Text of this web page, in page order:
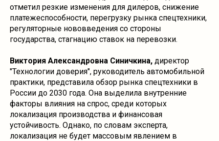
отметил резкие изменения для дилеров, снижение
платежеспособности, перегрузку рынка спецтехники,
регуляторные нововведения со стороны
государства, стагнацию ставок на перевозки.
Виктория Александровна Синичкина, директор
"Технологии доверия", руководитель автомобильной
практики, представила обзор рынка спецтехники в
России до 2030 года. Она выделила внутренние
факторы влияния на спрос, среди которых
локализация производства и финансовая
устойчивость. Однако, по словам эксперта,
локализация не будет массовым явлением в